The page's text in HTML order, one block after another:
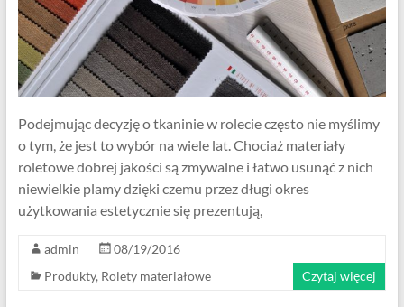
Podejmując decyzję o tkaninie w rolecie często nie myślimy
o tym, że jest to wybór na wiele lat. Chociaż materiały
roletowe dobrej jakości są zmywalne i łatwo usunąć z nich
niewielkie plamy dzięki czemu przez długi okres
użytkowania estetycznie się prezentują,
admin
08/19/2016
Produkty, Rolety materiałowe Czytaj więcej